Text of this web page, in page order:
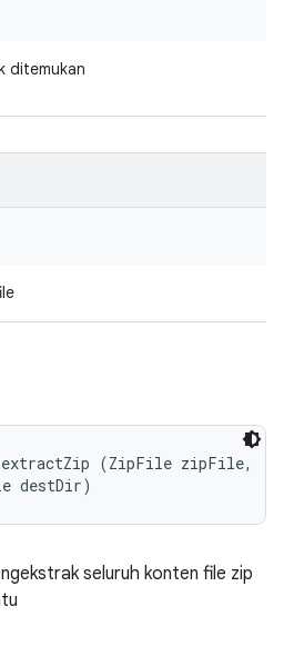
ditemukan
(ZipFile zipFile,
destDir)
seluruh konten file zip